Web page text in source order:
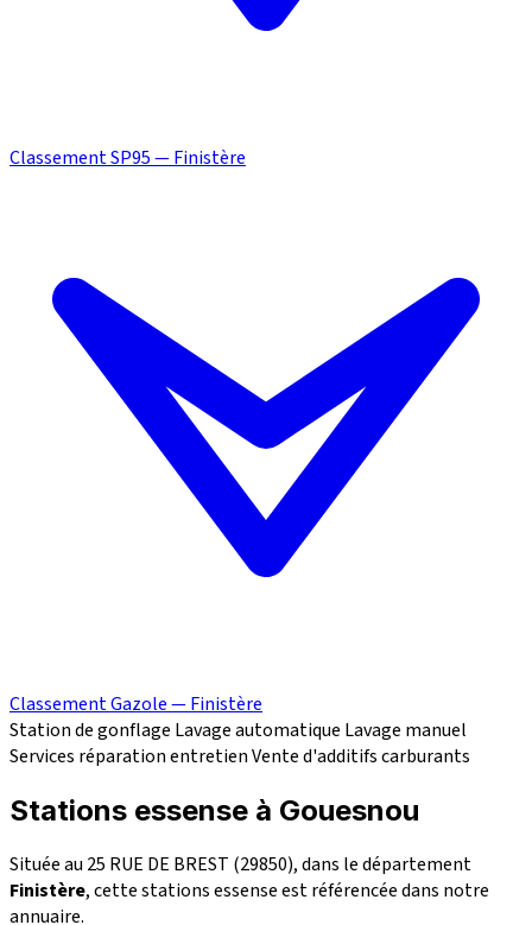
Classement SP95 — Finistère
Classement Gazole — Finistère
Station de gonflage Lavage automatique Lavage manuel
Services réparationentretienVente d'additifs carburants
Stations essense à Gouesnou
Située au 25 RUE DE BREST (29850), dans le département
Finistère, cette stations essense est référencée dans notre
annuaire.